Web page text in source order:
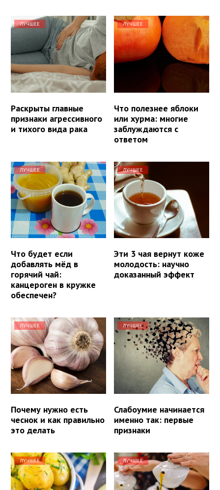
ЛУЧШЕЕ
Раскрыты главные
признаки агрессивного
и тихого вида рака
ЛУЧШЕЕ
Что полезнее яблоки
или хурма: многие
заблуждаются с
ответом
ЛУЧШЕЕ
Что будет если
добавлять мёд в
горячий чай:
канцероген в кружке
обеспечен?
ЛУЧШЕЕ
Эти 3 чая вернут коже
молодость: научно
доказанный эффект
ЛУЧШЕЕ
Почему нужно есть
чеснок и как правильно
это делать
ЛУЧШЕЕ
Слабоумие начинается
именно так: первые
признаки
ЛУЧШЕЕ ЛУЧШЕЕ